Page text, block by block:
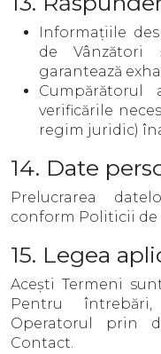
Informațiile
de Vânzători
garantează
verificările
regim juridic)
14. Date
Prelucrarea
conform Politicii de
15. Legea
Acești Termeni
Pentru
Operatorul prin
Contact.